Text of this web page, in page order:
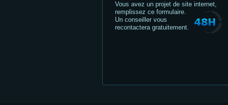
Vous avez un projet de site internet,
remplissez ce formulaire.
Un conseiller vous
recontactera gratuitement.